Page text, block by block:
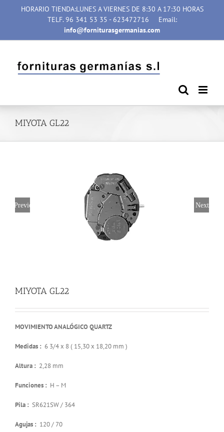
HORARIO TIENDA:LUNES A VIERNES DE 8:30 A 17:30 HORAS
TELF. 96 341 53 35 - 623472716
Email:
info@forniturasgermanias.com
MIYOTA GL22
Previous Next
MIYOTA GL22
MOVIMIENTO ANALÓGICO QUARTZ
Medidas : 6 3/4 x 8 ( 15,30 x 18,20 mm )
Altura : 2,28 mm
Funciones : H – M
Pila : SR621SW / 364
Agujas : 120 / 70